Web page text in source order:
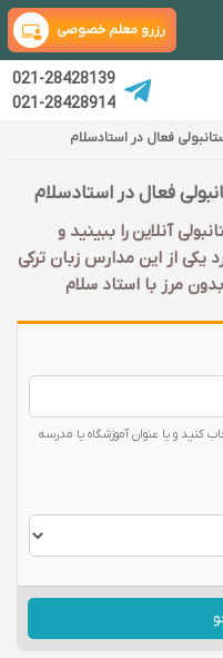
رزرو معلم خصوصی
021-28428139
021-28428914
فعال در استادسلام
فعال در استادسلام
آنلاین را ببینید و
از این مدارس زبان ترکی
مرز با استاد سلام
کنید و یا عنوان آموزشگاه یا مدرسه